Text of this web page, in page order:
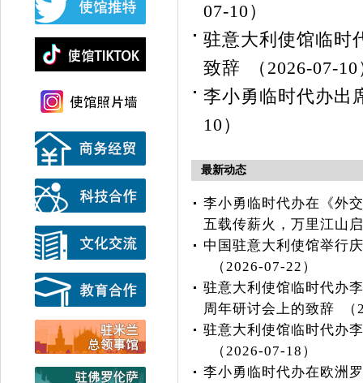
07-10）
驻意大利使馆临时
致辞
（2026-07-
李小勇临时代办出
10）
最新动态
李小勇临时代办在《外
五载传薪火，万里江山
中国驻意大利使馆举行
（2026-07-22）
驻意大利使馆临时代办
周年研讨会上的致辞
驻意大利使馆临时代办
（2026-07-18）
李小勇临时代办在欧洲